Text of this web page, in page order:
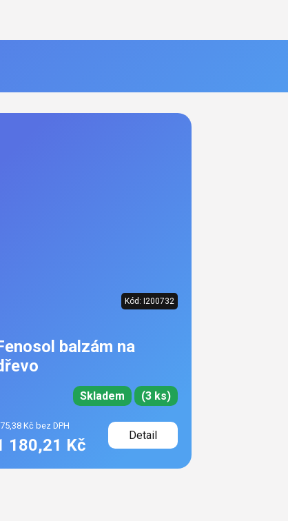
Kód: I200732
balzám na
Skladem (3 ks)
Kč bez DPH
180,21 Kč Detail